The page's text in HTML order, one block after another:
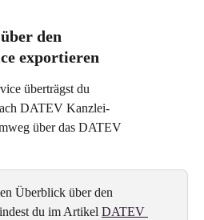
den
exportieren
überträgst du
DATEV Kanzlei-
über das DATEV
Überblick über den
du im Artikel DATEV